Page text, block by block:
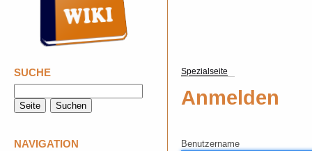
Anmelden
Benutzername
Spezialseite
SUCHE
NAVIGATION